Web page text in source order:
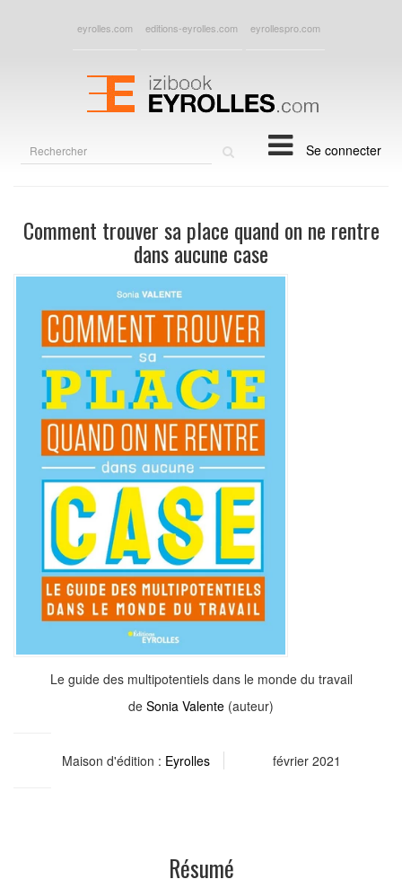
eyrolles.com editions-eyrolles.com eyrollespro.com
Se connecter
Comment trouver sa place quand on ne rentre
dans aucune case
Le guide des multipotentiels dans le monde du travail
de Sonia Valente (auteur)
Maison d'édition : Eyrolles février 2021
Résumé